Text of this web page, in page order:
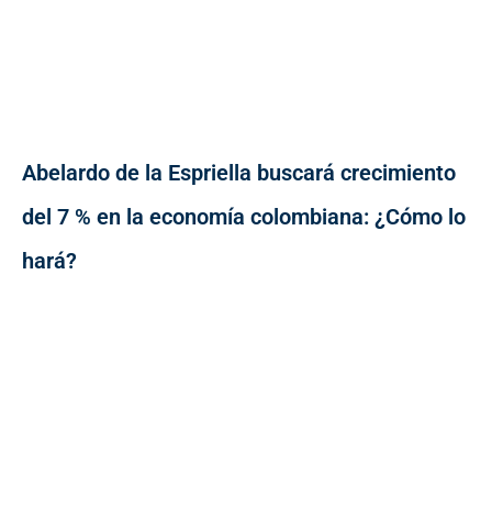
Abelardo de la Espriella buscará crecimiento
del 7 % en la economía colombiana: ¿Cómo lo
hará?